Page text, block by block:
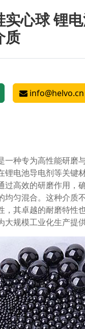
实心球 锂
质
info@helvo.cn
一种专为高性能研磨
锂电池导电剂等关键
过高效的研磨作用，
均匀混合。这种介质
，其卓越的耐磨特性
规模工业化生产提